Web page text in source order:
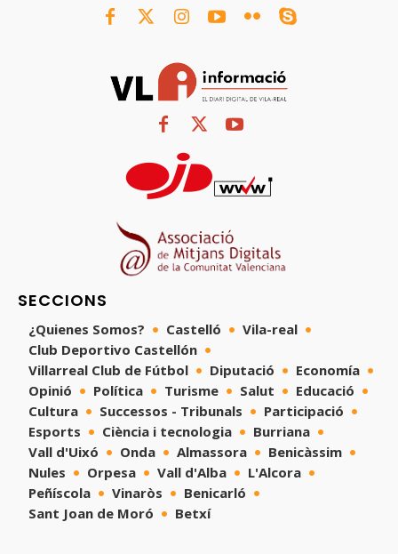
SECCIONS
¿Quienes Somos? Castelló
Vila-real
Club Deportivo Castellón
Villarreal Club de Fútbol
Diputació
Economía
Opinió
Política Turisme Salut
Educació
Cultura
Successos - Tribunals
Participació
Esports
Ciència i tecnologia
Burriana
Vall d'Uixó
Onda Almassora
Benicàssim
Nules
Orpesa Vall d'Alba
L'Alcora
Peñíscola
Vinaròs
Benicarló
Sant Joan de Moró
Betxí